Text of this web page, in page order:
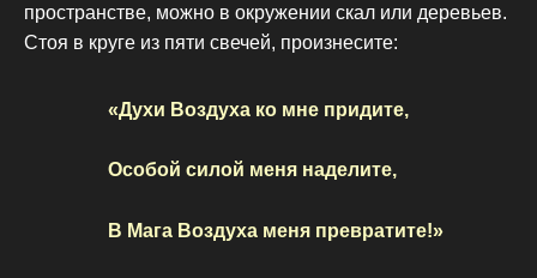
пространстве, можно в окружении скал или деревьев.
Стоя в круге из пяти свечей, произнесите:
«Духи Воздуха ко мне придите,
Особой силой меня наделите,
В Мага Воздуха меня превратите!»